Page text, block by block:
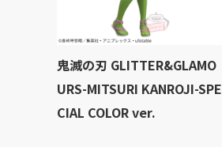
鬼滅の刃 GLITTER&GLAMO
URS-MITSURI KANROJI-SPE
CIAL COLOR ver.